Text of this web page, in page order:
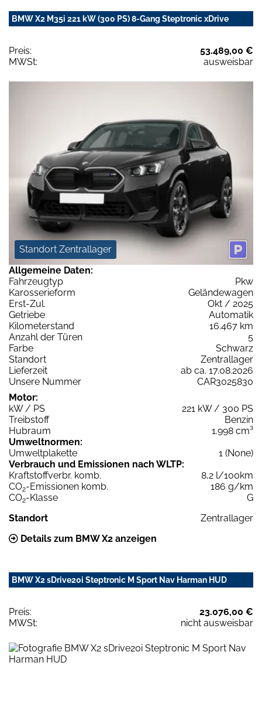
BMW X2 M35i 221 kW (300 PS) 8-Gang Steptronic xDrive
Preis:
53.489,00 €
MWSt:
ausweisbar
Standort Zentrallager
Allgemeine Daten:
Fahrzeugtyp
Pkw
Karosserieform
Geländewagen
Erst-Zul.
Okt / 2025
Getriebe
Automatik
Kilometerstand
16.467 km
Anzahl der Türen
5
Farbe
Schwarz
Standort
Zentrallager
Lieferzeit
ab ca. 17.08.2026
Unsere Nummer
CAR3025830
Motor:
kW / PS
221 kW / 300 PS
Treibstoff
Benzin
Hubraum
1.998 cm³
Umweltnormen:
Umweltplakette
1 (None)
Verbrauch und Emissionen nach WLTP:
Kraftstoffverbr. komb.
8,2 l/100km
CO2-Emissionen komb.
186 g/km
CO2-Klasse
G
Standort
Zentrallager
Details zum BMW X2 anzeigen
BMW X2 sDrive20i Steptronic M Sport Nav Harman HUD
Preis:
23.076,00 €
MWSt:
nicht ausweisbar